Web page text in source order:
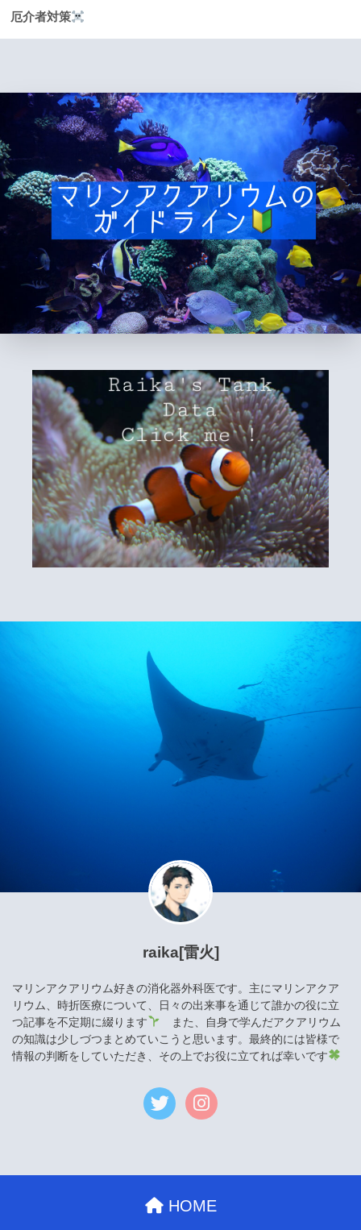
厄介者対策
raika[雷火]
マリンアクアリウム好きの消化器外科医です。主にマリンアクア
リウム、時折医療について、日々の出来事を通じて誰かの役に立
つ記事を不定期に綴ります
また、自身で学んだアクアリウム
の知識は少しづつまとめていこうと思います。最終的には皆様で
情報の判断をしていただき、その上でお役に立てれば幸いです
HOME